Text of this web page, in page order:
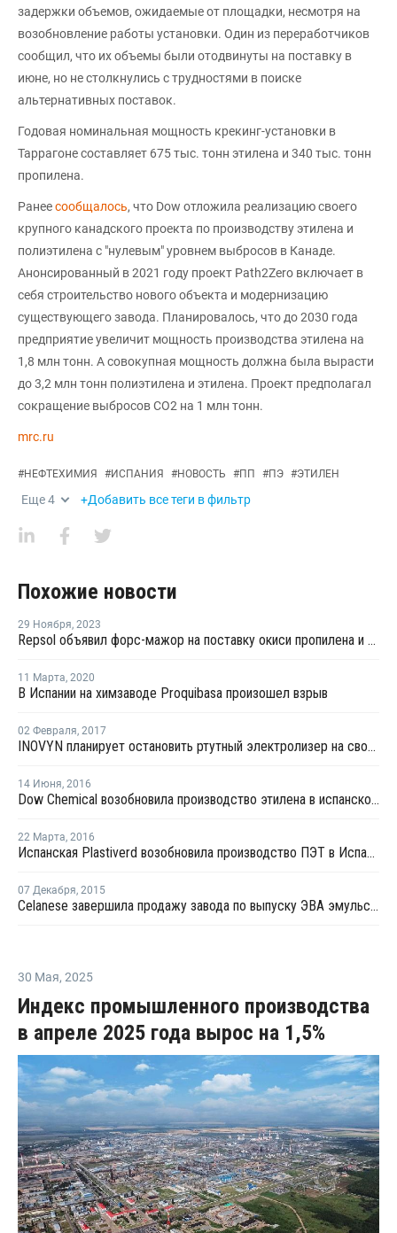
задержки объемов, ожидаемые от площадки, несмотря на
возобновление работы установки. Один из переработчиков
сообщил, что их объемы были отодвинуты на поставку в
июне, но не столкнулись с трудностями в поиске
альтернативных поставок.
Годовая номинальная мощность крекинг-установки в
Таррагоне составляет 675 тыс. тонн этилена и 340 тыс. тонн
пропилена.
Ранеесообщалось, что Dow отложила реализацию своего
крупного канадского проекта по производству этилена и
полиэтилена с "нулевым" уровнем выбросов в Канаде.
Анонсированный в 2021 году проект Path2Zero включает в
себя строительство нового объекта и модернизацию
существующего завода. Планировалось, что до 2030 года
предприятие увеличит мощность производства этилена на
1,8 млн тонн. А совокупная мощность должна была вырасти
до 3,2 млн тонн полиэтилена и этилена. Проект предполагал
сокращение выбросов CO2 на 1 млн тонн.
mrc.ru
#НЕФТЕХИМИЯ #ИСПАНИЯ #НОВОСТЬ #ПП #ПЭ #ЭТИЛЕН
Еще4 +Добавить все теги в фильтр
Похожие новости
29 Ноября, 2023
Repsol объявил форс-мажор на поставку окиси пропилена и стирола в Таррагоне
11 Марта, 2020
В Испании на химзаводе Proquibasa произошел взрыв
02 Февраля, 2017
INOVYN планирует остановить ртутный электролизер на своем заводе в Испании
14 Июня, 2016
Dow Chemical возобновила производство этилена в испанской Таррагоне
22 Марта, 2016
Испанская Plastiverd возобновила производство ПЭТ в Испании
07 Декабря, 2015
Celanese завершила продажу завода по выпуску ЭВА эмульсий в Испании
30 Мая, 2025
Индекс промышленного производства
в апреле 2025 года вырос на 1,5%